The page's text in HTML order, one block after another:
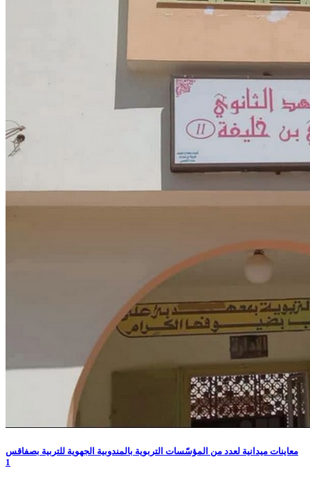
معاينات ميدانية لعدد من المؤسّسات التربوية بالمندوبية الجهوية للتربية بصفاقس
1